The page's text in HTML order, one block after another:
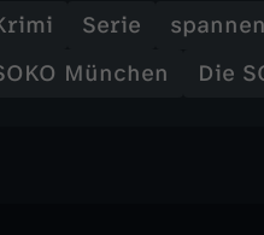
Serie
München
Die